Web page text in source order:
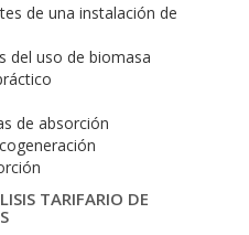
de una instalación de
del uso de biomasa
de absorción
TARIFARIO DE